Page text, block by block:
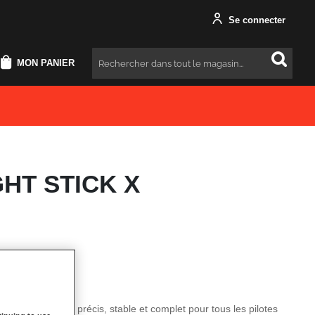
Se connecter
MON PANIER Rechercher
STICK X
X est le manche précis, stable et complet pour tous les pilotes